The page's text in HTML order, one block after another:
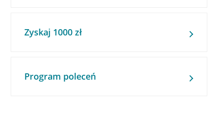
Zyskaj 1000 zł
Program poleceń